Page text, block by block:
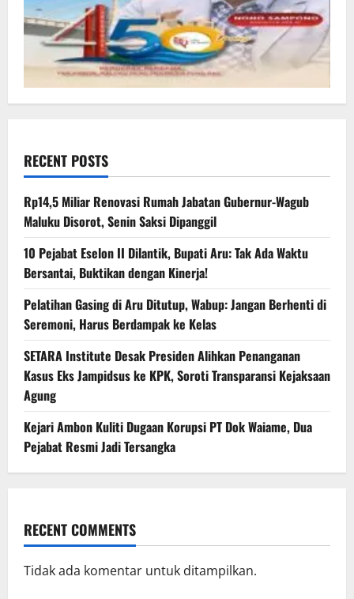
RECENT POSTS
Rp14,5 Miliar Renovasi Rumah Jabatan Gubernur-Wagub
Maluku Disorot, Senin Saksi Dipanggil
10 Pejabat Eselon II Dilantik, Bupati Aru: Tak Ada Waktu
Bersantai, Buktikan dengan Kinerja!
Pelatihan Gasing di Aru Ditutup, Wabup: Jangan Berhenti di
Seremoni, Harus Berdampak ke Kelas
SETARA Institute Desak Presiden Alihkan Penanganan
Kasus Eks Jampidsus ke KPK, Soroti Transparansi Kejaksaan
Agung
Kejari Ambon Kuliti Dugaan Korupsi PT Dok Waiame, Dua
Pejabat Resmi Jadi Tersangka
RECENT COMMENTS
Tidak ada komentar untuk ditampilkan.